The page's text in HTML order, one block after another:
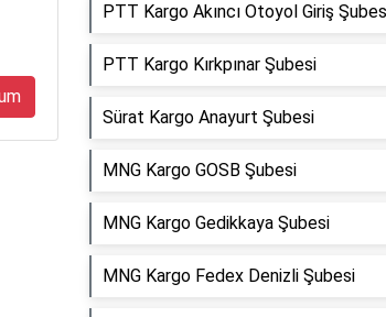
PTT Kargo Akıncı Otoyol Giriş
PTT Kargo Kırkpınar Şubesi
Sürat Kargo Anayurt Şubesi
MNG Kargo GOSB Şubesi
MNG Kargo Gedikkaya Şubesi
MNG Kargo Fedex Denizli Şubesi